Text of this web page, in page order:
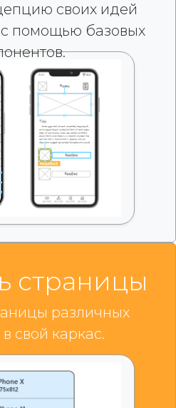
своих идей
с помощью базовых
страницы
различных
свой каркас.